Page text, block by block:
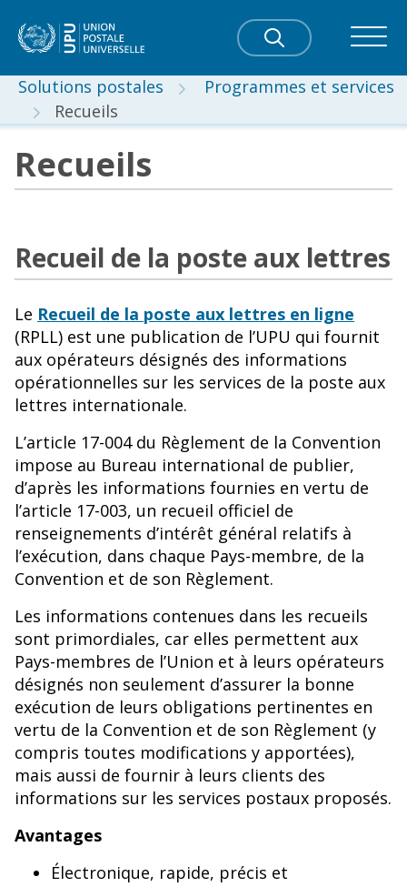
Solutions postales
Programmes et services
Recueils
Recueils
Recueil de la poste aux lettres
Le Recueil de la poste aux lettres en ligne
(RPLL) est une publication de l’UPU qui fournit
aux opérateurs désignés des informations
opérationnelles sur les services de la poste aux
lettres internationale.
L’article 17-004 du Règlement de la Convention
impose au Bureau international de publier,
d’après les informations fournies en vertu de
l’article 17-003, un recueil officiel de
renseignements d’intérêt général relatifs à
l’exécution, dans chaque Pays-membre, de la
Convention et de son Règlement.
Les informations contenues dans les recueils
sont primordiales, car elles permettent aux
Pays-membres de l’Union et à leurs opérateurs
désignés non seulement d’assurer la bonne
exécution de leurs obligations pertinentes en
vertu de la Convention et de son Règlement (y
compris toutes modifications y apportées),
mais aussi de fournir à leurs clients des
informations sur les services postaux proposés.
Avantages
Électronique, rapide, précis et